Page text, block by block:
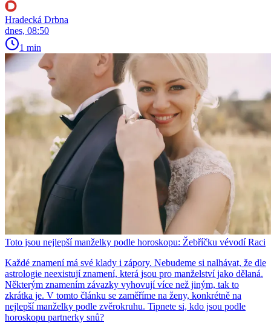
Hradecká Drbna
dnes, 08:50
1 min
Toto jsou nejlepší manželky podle horoskopu: Žebříčku vévodí Raci
Každé znamení má své klady i zápory. Nebudeme si nalhávat, že dle
astrologie neexistují znamení, která jsou pro manželství jako dělaná.
Některým znamením závazky vyhovují více než jiným, tak to
zkrátka je. V tomto článku se zaměříme na ženy, konkrétně na
nejlepší manželky podle zvěrokruhu. Tipnete si, kdo jsou podle
horoskopu partnerky snů?